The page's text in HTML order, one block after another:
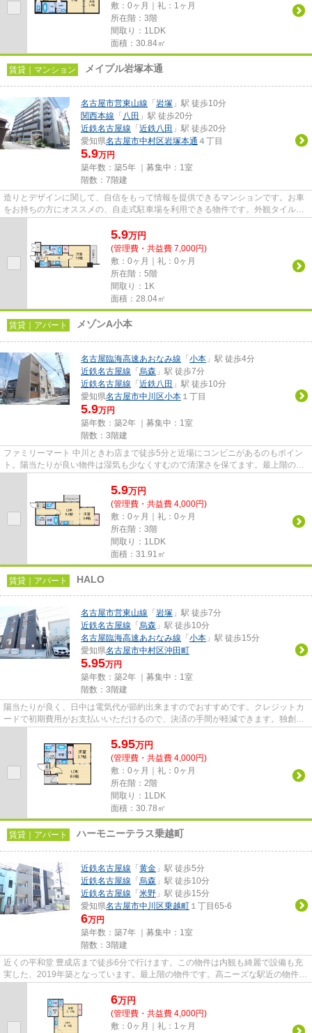
敷：0ヶ月｜礼：1ヶ月
所在階：3階
間取り：1LDK
面積：30.84㎡
賃貸｜マンション メイプル岩塚本通
名古屋市営東山線 「 岩塚 」駅 徒歩10分
関西本線 「 八田 」駅 徒歩20分
近鉄名古屋線 「 近鉄八田 」駅 徒歩20分
愛知県名古屋市中村区岩塚本通 ４丁目
5.9万円
築年数：築5年 ｜募集中： 1室
階数：7階建
造りとデザインに関して、自信をもって情報を提供できるマンションです。お車
をお持ちの方にオススメの、自走式駐車場を利用できる物件です。外観タイル張
5.9万円
(管理費・共益費 7,000円)
敷：0ヶ月｜礼：0ヶ月
所在階：5階
間取り：1K
面積：28.04㎡
賃貸｜アパート メゾンA小本
名古屋臨海高速あおなみ線 「 小本 」駅 徒歩4分
近鉄名古屋線 「 烏森 」駅 徒歩7分
近鉄名古屋線 「 近鉄八田 」駅 徒歩10分
愛知県名古屋市中川区小本 １丁目
5.9万円
築年数：築2年 ｜募集中： 1室
階数：3階建
ファミリーマート 中川ときわ店まで徒歩5分と近場にコンビニがあるのもポイン
ト。陽当たりが良い物件は湿気も少なくすむので清潔さを保てます。最上階のア
5.9万円
(管理費・共益費 4,000円)
敷：0ヶ月｜礼：0ヶ月
所在階：3階
間取り：1LDK
面積：31.91㎡
賃貸｜アパート HALO
名古屋市営東山線 「 岩塚 」駅 徒歩7分
近鉄名古屋線 「 烏森 」駅 徒歩10分
名古屋臨海高速あおなみ線 「 小本 」駅 徒歩15分
愛知県名古屋市中村区沖田町
5.95万円
築年数：築2年 ｜募集中： 1室
階数：3階建
陽当たりが良く、日中は電気代が節約出来ますのでおすすめです。クレジットカ
ードで初期費用がお支払いいただけるので、決済の手間が軽減できます。独創的
5.95万円
(管理費・共益費 4,000円)
敷：0ヶ月｜礼：0ヶ月
所在階：2階
間取り：1LDK
面積：30.78㎡
賃貸｜アパート ハーモニーテラス乗越町
近鉄名古屋線 「 黄金 」駅 徒歩5分
近鉄名古屋線 「 烏森 」駅 徒歩10分
近鉄名古屋線 「 米野 」駅 徒歩15分
愛知県名古屋市中川区乗越町 １丁目65-6
6万円
築年数：築7年 ｜募集中： 1室
階数：3階建
近くの平和堂 豊成店まで徒歩6分で行けます。この物件は内観も綺麗で設備も充
実した、2019年築となっています。最上階の物件です。高ニーズな駅近の物件
6万円
(管理費・共益費 4,000円)
敷：0ヶ月｜礼：1ヶ月